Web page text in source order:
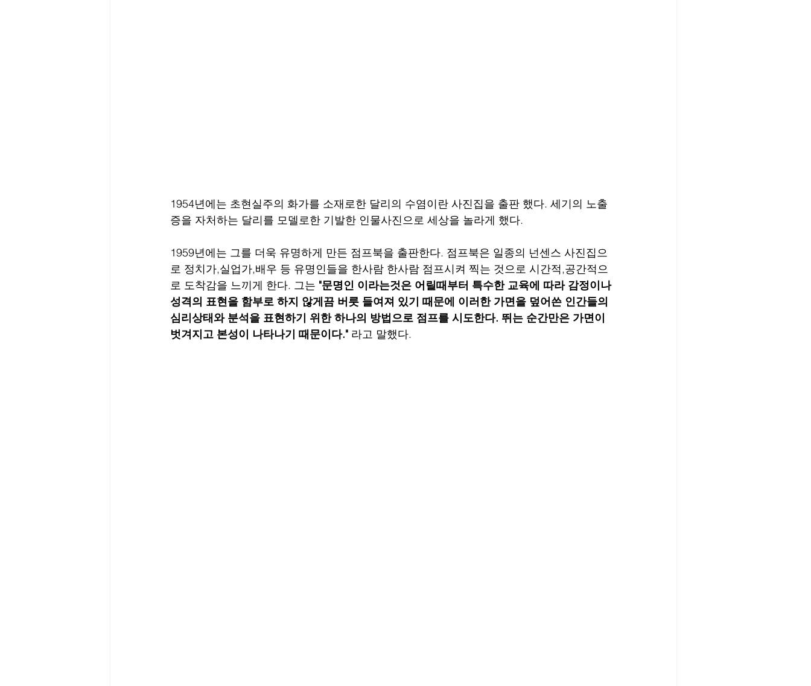
1954년에는 초현실주의 화가를 소재로한 달리의 수염이란 사진집을 출판 했다. 세기의 노출
증을 자처하는 달리를 모델로한 기발한 인물사진으로 세상을 놀라게 했다.
1959년에는 그를 더욱 유명하게 만든 점프북을 출판한다. 점프북은 일종의 넌센스 사진집으
로 정치가,실업가,배우 등 유명인들을 한사람 한사람 점프시켜 찍는 것으로 시간적,공간적으
로 도착감을 느끼게 한다. 그는 "문명인 이라는것은 어릴때부터 특수한 교육에 따라 감정이나
성격의 표현을 함부로 하지 않게끔 버릇 들여져 있기 때문에 이러한 가면을 덮어쓴 인간들의
심리상태와 분석을 표현하기 위한 하나의 방법으로 점프를 시도한다. 뛰는 순간만은 가면이
벗겨지고 본성이 나타나기 때문이다." 라고 말했다.